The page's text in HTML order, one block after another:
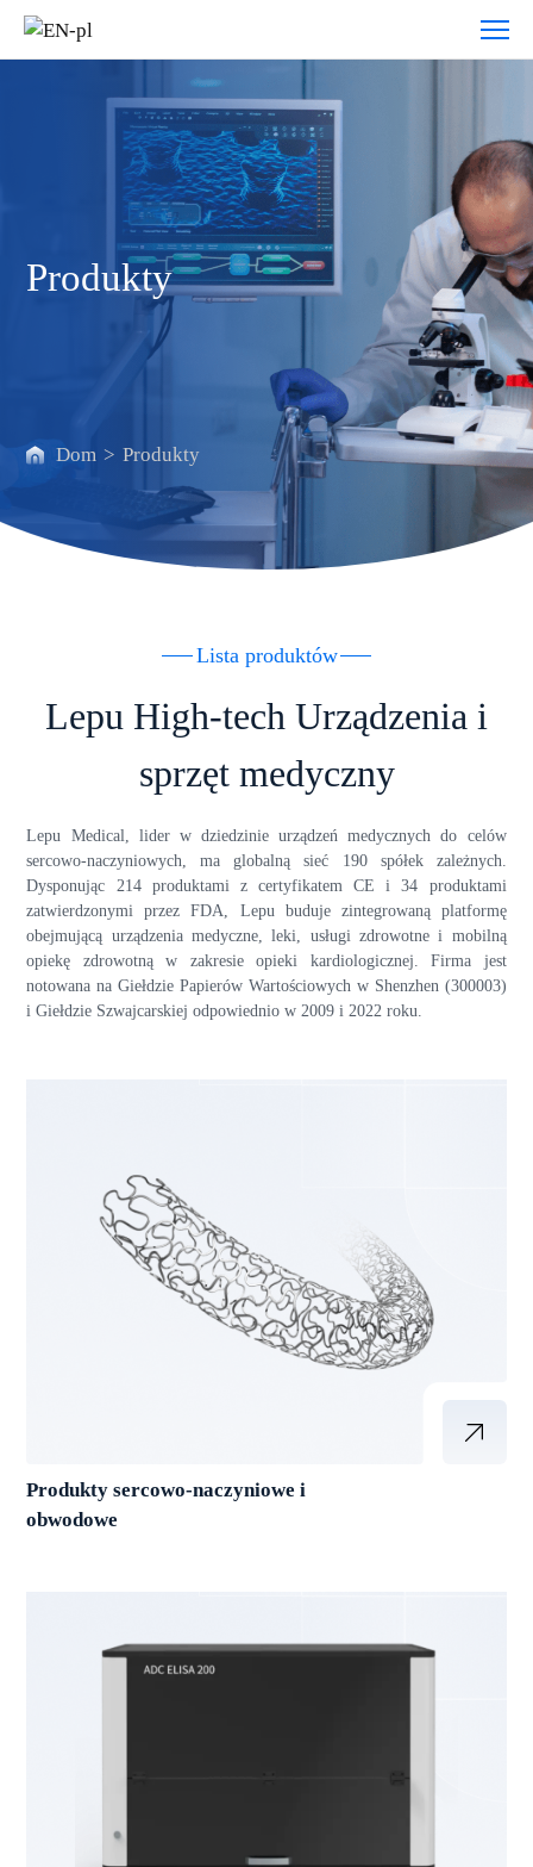
Produkty
Produkty
Dom > Produkty
Lista produktów
Lepu High-tech Urządzenia i
sprzęt medyczny
Lepu Medical, lider w dziedzinie urządzeń medycznych do celów
sercowo-naczyniowych, ma globalną sieć 190 spółek zależnych.
Dysponując 214 produktami z certyfikatem CE i 34 produktami
zatwierdzonymi przez FDA, Lepu buduje zintegrowaną platformę
obejmującą urządzenia medyczne, leki, usługi zdrowotne i mobilną
opiekę zdrowotną w zakresie opieki kardiologicznej. Firma jest
notowana na Giełdzie Papierów Wartościowych w Shenzhen (300003)
i Giełdzie Szwajcarskiej odpowiednio w 2009 i 2022 roku.
Produkty sercowo-naczyniowe i
obwodowe